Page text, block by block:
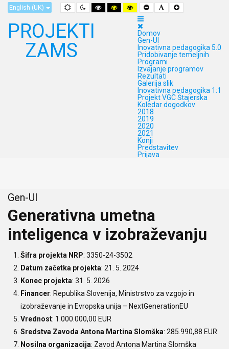
English (UK)
Default
mode
Night
mode
High
Contrast
High
Contrast
High
Contrast
Yellow
Black
mode
Set
SmallerDefault
Set
Larger
PROJEKTI
ZAMS
Domov
Gen-UI
Inovativna pedagogika 5.0
Pridobivanje temeljnih
Programi
Izvajanje programov
Rezultati
Galerija slik
Inovativna pedagogika 1:1
Projekt VGC Štajerska
Koledar dogodkov
2018
2019
2020
2021
Konji
Predstavitev
Prijava
Gen-UI
Generativna umetna
inteligenca v izobraževanju
Šifra projekta NRP: 3350-24-3502
Datum začetka projekta: 21. 5. 2024
Konec projekta: 31. 5. 2026
Financer: Republika Slovenija, Ministrstvo za vzgojo in
izobraževanje in Evropska unija – NextGenerationEU
Vrednost: 1.000.000,00 EUR
Sredstva Zavoda Antona Martina Slomška: 285.990,88 EUR
Nosilna organizacija: Zavod Antona Martina Slomška